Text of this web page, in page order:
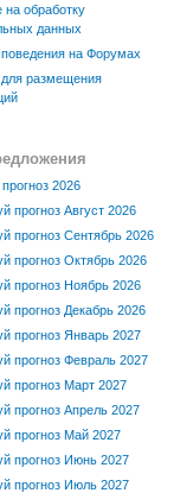
на обработку
данных
на Форумах
размещения
2026
прогноз Август 2026
прогноз Сентябрь 2026
прогноз Октябрь 2026
прогноз Ноябрь 2026
прогноз Декабрь 2026
прогноз Январь 2027
прогноз Февраль 2027
прогноз Март 2027
прогноз Апрель 2027
прогноз Май 2027
прогноз Июнь 2027
прогноз Июль 2027